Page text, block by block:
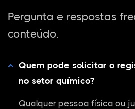
Pergunta e respostas
conteúdo.
Quem pode solicitar o
no setor químico?
Qualquer pessoa física ou